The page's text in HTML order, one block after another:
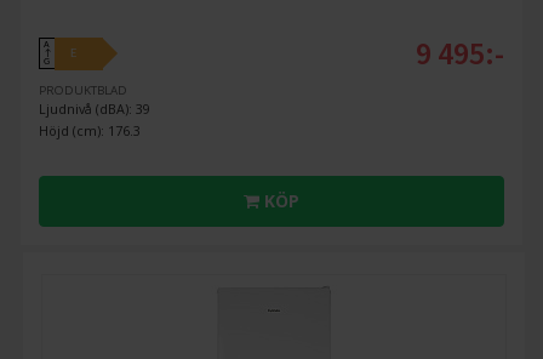
A
↑
G
E
PRODUKTBLAD
Ljudnivå (dBA): 39
Höjd (cm): 176.3
9 495:-
KÖP